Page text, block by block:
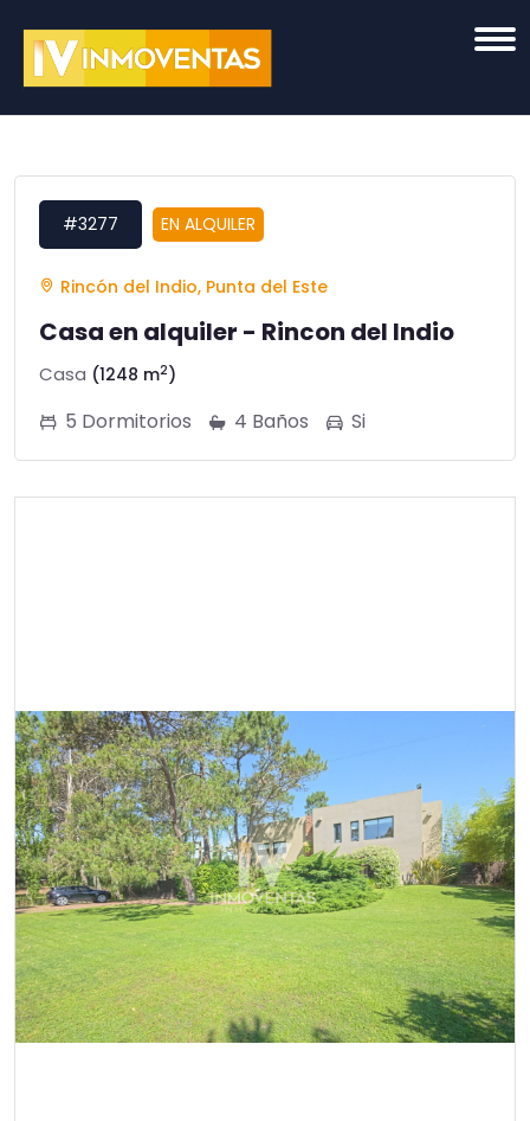
#3277 EN ALQUILER
Rincón del Indio, Punta del Este
Casa en alquiler - Rincon del Indio
Casa (1248 m2)
5 Dormitorios 4 Baños Si